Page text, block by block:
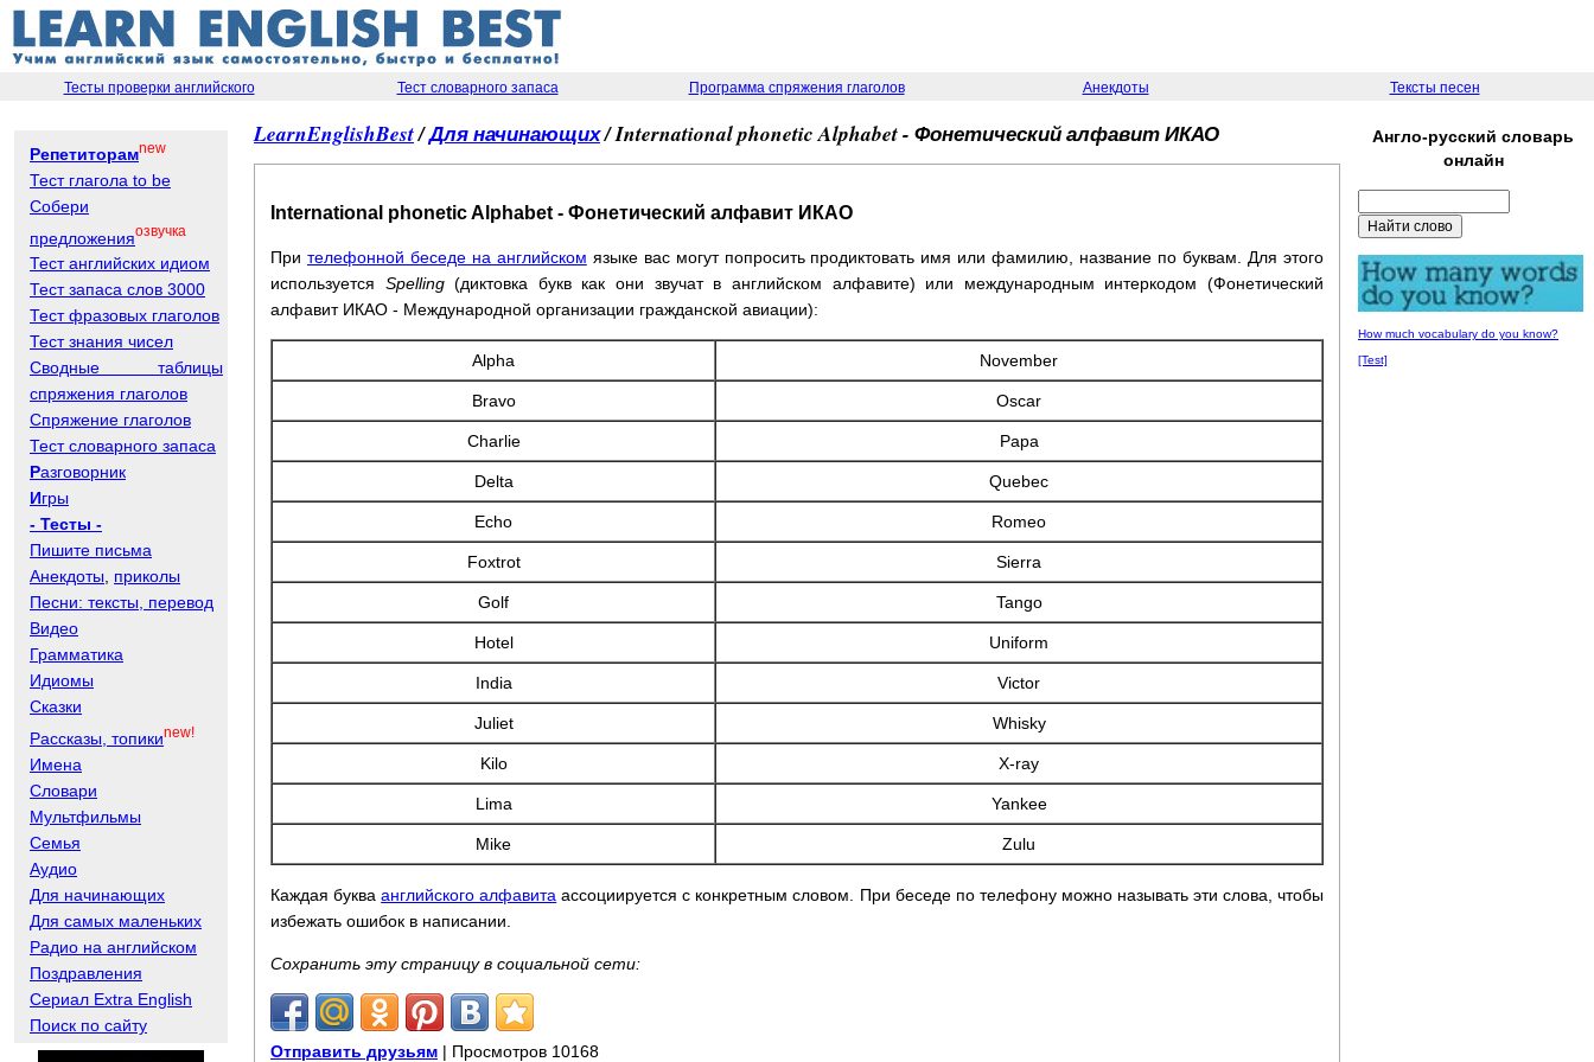
Тесты проверки английского Тест словарного запаса Программа спряжения глаголов Анекдоты Тексты песен
Репетиторамnew
Тест глагола to be
Собери
предложенияозвучка
Тест английских идиом
Тест запаса слов 3000
Тест фразовых глаголов
Тест знания чисел
Сводные таблицы
спряжения глаголов
Спряжение глаголов
Тест словарного запаса
Разговорник
Игры
- Тесты -
Пишите письма
Анекдоты, приколы
Песни: тексты, перевод
Видео
Грамматика
Идиомы
Сказки
Рассказы, топикиnew!
Имена
Словари
Мультфильмы
Семья
Аудио
Для начинающих
Для самых маленьких
Радио на английском
Поздравления
Сериал Extra English
Поиск по сайту
LearnEnglishBest/Для начинающих/ International phonetic Alphabet - Фонетический алфавит ИКАО
International phonetic Alphabet - Фонетический алфавит ИКАО
При телефонной беседе на английском языке вас могут попросить продиктовать имя или фамилию, название по буквам. Для этого
используется Spelling(диктовка букв как они звучат в английском алфавите) или международным интеркодом (Фонетический
алфавит ИКАО - Международной организации гражданской авиации):
Alpha November
Bravo Oscar
Charlie Papa
Delta Quebec
Echo Romeo
Foxtrot Sierra
Golf Tango
Hotel Uniform
India Victor
Juliet Whisky
Kilo X-ray
Lima Yankee
Mike Zulu
Каждая букваанглийского алфавита ассоциируется с конкретным словом. При беседе по телефону можно называть эти слова, чтобы
избежать ошибок в написании.
Сохранить эту страницу в социальной сети:
Отправить друзьям | Просмотров 10168
Англо-русский словарь
онлайн
How much vocabulary do you know?
[Test]